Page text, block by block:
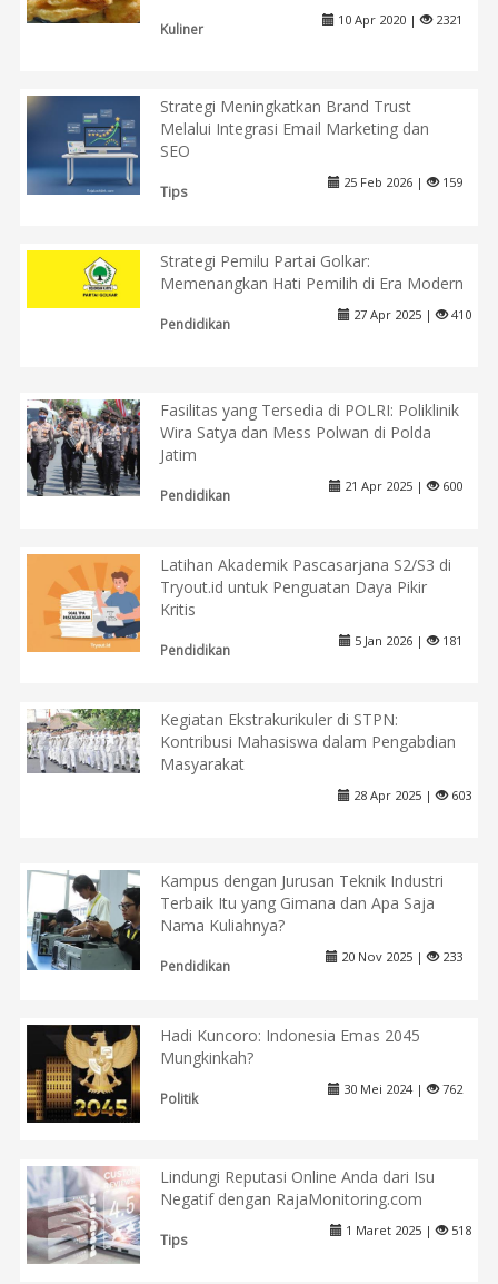
Kuliner
10 Apr 2020 | 2321
Strategi Meningkatkan Brand Trust
Melalui Integrasi Email Marketing dan
SEO
Tips
25 Feb 2026 | 159
Strategi Pemilu Partai Golkar:
Memenangkan Hati Pemilih di Era Modern
Pendidikan
27 Apr 2025 | 410
Fasilitas yang Tersedia di POLRI: Poliklinik
Wira Satya dan Mess Polwan di Polda
Jatim
Pendidikan
21 Apr 2025 | 600
Latihan Akademik Pascasarjana S2/S3 di
Tryout.id untuk Penguatan Daya Pikir
Kritis
Pendidikan
5 Jan 2026 | 181
Kegiatan Ekstrakurikuler di STPN:
Kontribusi Mahasiswa dalam Pengabdian
Masyarakat
28 Apr 2025 | 603
Kampus dengan Jurusan Teknik Industri
Terbaik Itu yang Gimana dan Apa Saja
Nama Kuliahnya?
Pendidikan
20 Nov 2025 | 233
Hadi Kuncoro: Indonesia Emas 2045
Mungkinkah?
Politik
30 Mei 2024 | 762
Lindungi Reputasi Online Anda dari Isu
Negatif dengan RajaMonitoring.com
Tips
1 Maret 2025 | 518